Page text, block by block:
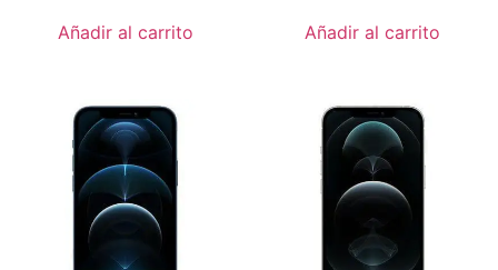
Añadir al carrito Añadir al carrito